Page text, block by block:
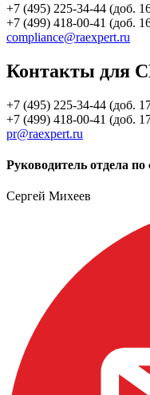
+7 (495) 225-34-44 (доб.
+7 (499) 418-00-41 (доб.
compliance@raexpert.ru
Контакты для
+7 (495) 225-34-44 (доб.
+7 (499) 418-00-41 (доб.
pr@raexpert.ru
Руководитель отдела
Сергей Михеев